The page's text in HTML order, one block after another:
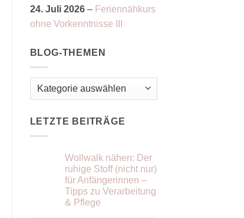
24. Juli 2026– Feriennähkurs
ohne Vorkenntnisse III
BLOG-THEMEN
Blog-
Themen
LETZTE BEITRÄGE
Wollwalk nähen: Der
ruhige Stoff (nicht nur)
für Anfängerinnen –
Tipps zu Verarbeitung
& Pflege